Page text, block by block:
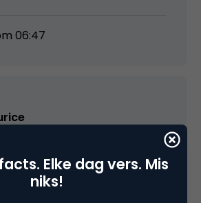
06:47
doorsnede van de followers
mensen die ik volg, dan zijn
Elke dag vers. Mis
niks!